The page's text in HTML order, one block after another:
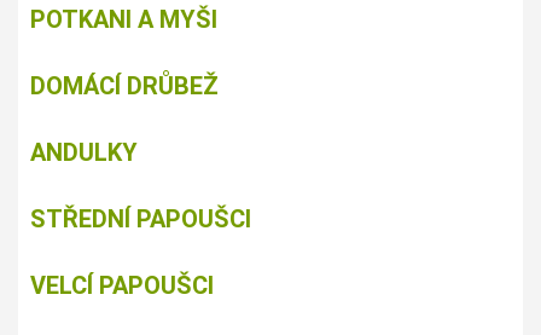
POTKANI A MYŠI
DOMÁCÍ DRŮBEŽ
ANDULKY
STŘEDNÍ PAPOUŠCI
VELCÍ PAPOUŠCI